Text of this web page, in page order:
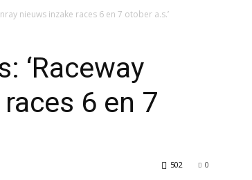
nieuws inzake races 6 en 7 otober a.s.’
‘Raceway
6 en 7
0
502